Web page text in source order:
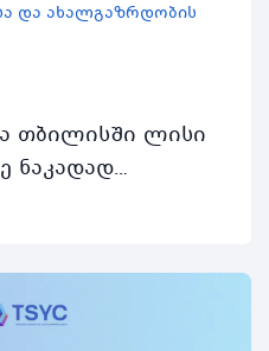
და ახალგაზრდობის
თბილისში ლისი
ნაკადად
ახალგაზრდას
დაკავდეს
არამე…